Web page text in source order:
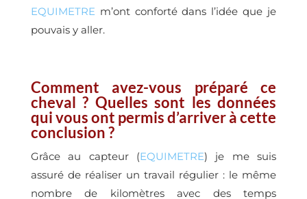
EQUIMETRE m’ont conforté dans l’idée que je
pouvais y aller.
Comment avez-vous préparé ce
cheval ? Quelles sont les données
qui vous ont permis d’arriver à cette
conclusion ?
Grâce au capteur (EQUIMETRE) je me suis
assuré de réaliser un travail régulier : le même
nombre de kilomètres avec des temps